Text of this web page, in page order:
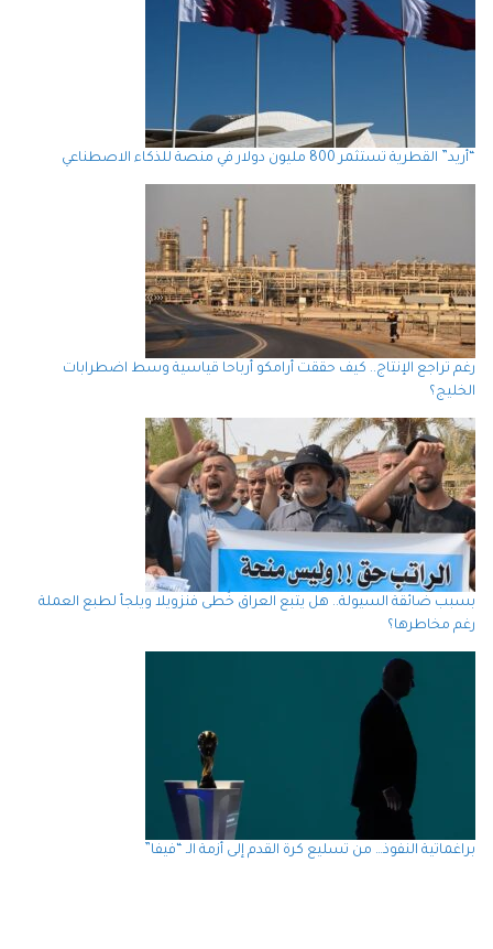
“أريد” القطرية تستثمر 800 مليون دولار في منصة للذكاء الاصطناعي
رغم تراجع الإنتاج.. كيف حققت أرامكو أرباحا قياسية وسط اضطرابات
الخليج؟
بسبب ضائقة السيولة.. هل يتبع العراق خُطى فنزويلا ويلجأ لطبع العملة
رغم مخاطرها؟
براغماتية النفوذ… من تسليع كرة القدم إلى أزمة الـ “فيفا”